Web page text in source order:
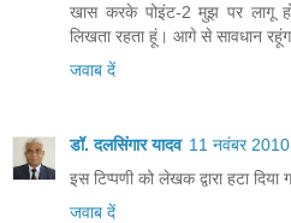
खास करके पोइंट-2 मुझ पर लागू
लिखता रहता हूं। आगे से सावधान
जवाब दें
डॉ. दलसिंगार यादव 11 नवंबर
इस टिप्पणी को लेखक द्वारा हटा दिया
जवाब दें